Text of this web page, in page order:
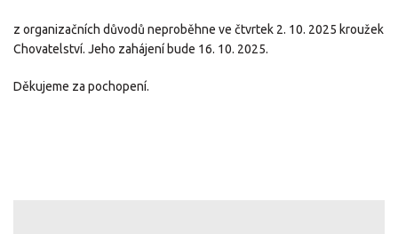
z organizačních důvodů neproběhne ve čtvrtek 2. 10. 2025 kroužek
Chovatelství. Jeho zahájení bude 16. 10. 2025.
Děkujeme za pochopení.